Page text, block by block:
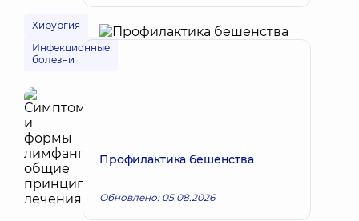
Хирургия
Инфекционные
болезни
Профилактика бешенства
Обновлено: 05.08.2026